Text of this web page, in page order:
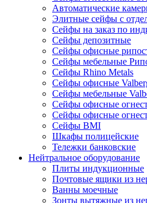
Автоматические
Элитные сейфы с
Сейфы на заказ по
Сейфы депозитные
Сейфы офисные
Сейфы мебельные
Сейфы Rhino Metals
Сейфы офисные
Сейфы мебельные
Сейфы офисные
Сейфы офисные
Сейфы ВМI
Шкафы полицейские
Тележки банковские
Нейтральное оборудование
Плиты индукционные
Почтовые ящики из
Ванны моечные
Зонты вытяжные из